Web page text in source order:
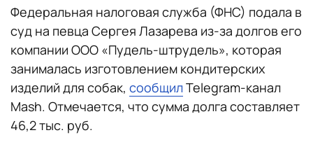
Федеральная налоговая служба (ФНС) подала в
суд на певца Сергея Лазарева из-за долгов его
компании ООО «Пудель-штрудель», которая
занималась изготовлением кондитерских
изделий для собак, сообщилTelegram-канал
Mash. Отмечается, что сумма долга составляет
46,2 тыс. руб.